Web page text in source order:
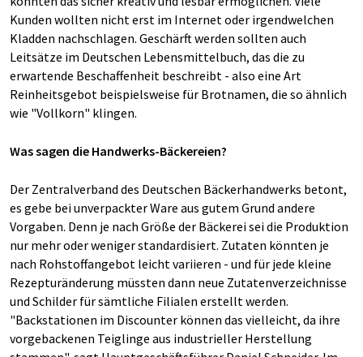
Kunden wollten nicht erst im Internet oder irgendwelchen
Kladden nachschlagen. Geschärft werden sollten auch
Leitsätze im Deutschen Lebensmittelbuch, das die zu
erwartende Beschaffenheit beschreibt - also eine Art
Reinheitsgebot beispielsweise für Brotnamen, die so ähnlich
wie "Vollkorn" klingen.
Was sagen die Handwerks-Bäckereien?
Der Zentralverband des Deutschen Bäckerhandwerks betont,
es gebe bei unverpackter Ware aus gutem Grund andere
Vorgaben. Denn je nach Größe der Bäckerei sei die Produktion
nur mehr oder weniger standardisiert. Zutaten könnten je
nach Rohstoffangebot leicht variieren - und für jede kleine
Rezepturänderung müssten dann neue Zutatenverzeichnisse
und Schilder für sämtliche Filialen erstellt werden.
"Backstationen im Discounter können das vielleicht, da ihre
vorgebackenen Teiglinge aus industrieller Herstellung